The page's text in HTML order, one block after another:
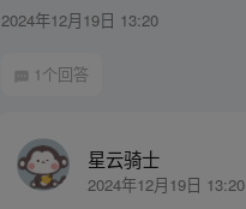
2024年12月19日 13:20
1个回答
星云骑士
2024年12月19日 13:20